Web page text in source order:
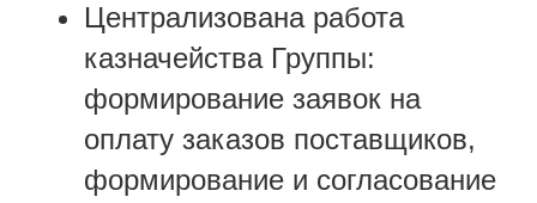
Централизована работа
казначейства Группы:
формирование заявок на
оплату заказов поставщиков,
формирование и согласование